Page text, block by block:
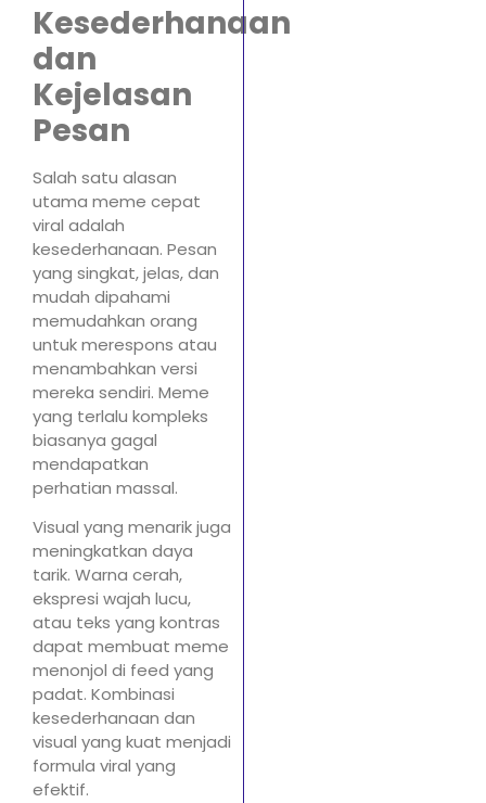
Kesederhanaan
dan
Kejelasan
Pesan
Salah satu alasan
utama meme cepat
viral adalah
kesederhanaan. Pesan
yang singkat, jelas, dan
mudah dipahami
memudahkan orang
untuk merespons atau
menambahkan versi
mereka sendiri. Meme
yang terlalu kompleks
biasanya gagal
mendapatkan
perhatian massal.
Visual yang menarik juga
meningkatkan daya
tarik. Warna cerah,
ekspresi wajah lucu,
atau teks yang kontras
dapat membuat meme
menonjol di feed yang
padat. Kombinasi
kesederhanaan dan
visual yang kuat menjadi
formula viral yang
efektif.